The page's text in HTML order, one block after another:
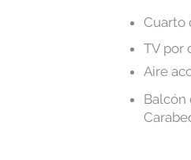
Cuarto
TV por
Aire
Balcón